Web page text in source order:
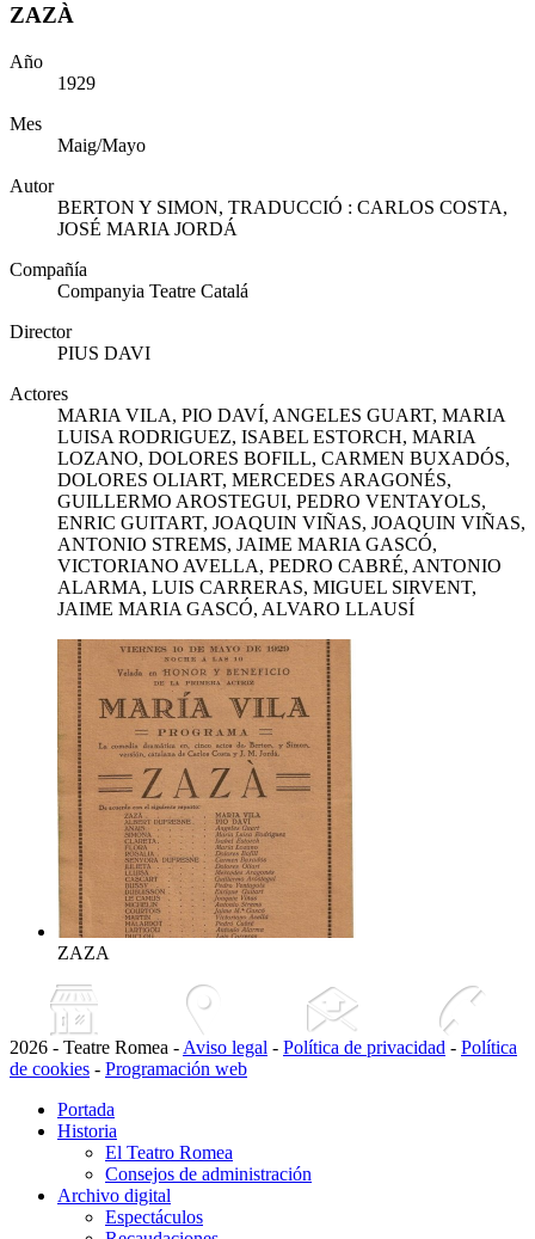
ZAZÀ
Año
1929
Mes
Maig/Mayo
Autor
BERTON Y SIMON, TRADUCCIÓ : CARLOS COSTA,
JOSÉ MARIA JORDÁ
Compañía
Companyia Teatre Catalá
Director
PIUS DAVI
Actores
MARIA VILA, PIO DAVÍ, ANGELES GUART, MARIA
LUISA RODRIGUEZ, ISABEL ESTORCH, MARIA
LOZANO, DOLORES BOFILL, CARMEN BUXADÓS,
DOLORES OLIART, MERCEDES ARAGONÉS,
GUILLERMO AROSTEGUI, PEDRO VENTAYOLS,
ENRIC GUITART, JOAQUIN VIÑAS, JOAQUIN VIÑAS,
ANTONIO STREMS, JAIME MARIA GASCÓ,
VICTORIANO AVELLA, PEDRO CABRÉ, ANTONIO
ALARMA, LUIS CARRERAS, MIGUEL SIRVENT,
JAIME MARIA GASCÓ, ALVARO LLAUSÍ
ZAZA
2026 - Teatre Romea - Aviso legal - Política de privacidad - Política
de cookies - Programación web
Portada
Historia
El Teatro Romea
Consejos de administración
Archivo digital
Espectáculos